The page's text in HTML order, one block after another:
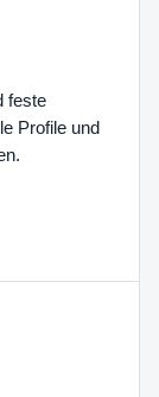
feste
Profile und